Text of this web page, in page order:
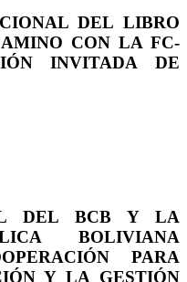
DEL LIBRO
CON LA FC-
INVITADA DE
DEL BCB Y LA
BOLIVIANA
PARA
Y LA GESTIÓN